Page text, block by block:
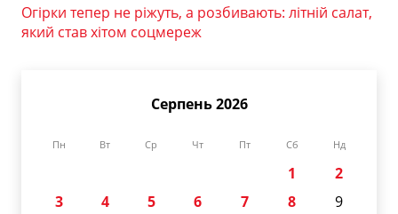
Огірки тепер не ріжуть, а розбивають: літній салат,
який став хітом соцмереж
Серпень 2026
Пн Вт Ср Чт Пт Сб Нд
1
2
3
4 5 6 7 8
9